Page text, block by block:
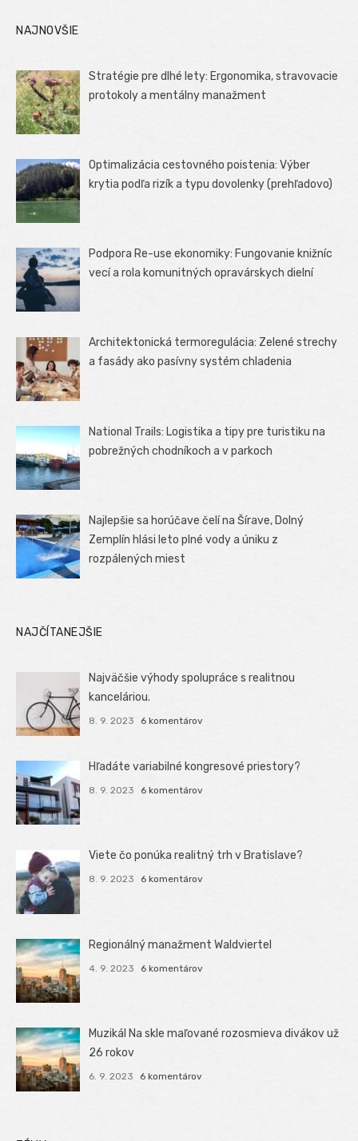
NAJNOVŠIE
Stratégie pre dlhé lety: Ergonomika, stravovacie
protokoly a mentálny manažment
Optimalizácia cestovného poistenia: Výber
krytia podľa rizík a typu dovolenky (prehľadovo)
Podpora Re-use ekonomiky: Fungovanie knižníc
vecí a rola komunitných opravárskych dielní
Architektonická termoregulácia: Zelené strechy
a fasády ako pasívny systém chladenia
National Trails: Logistika a tipy pre turistiku na
pobrežných chodníkoch a v parkoch
Najlepšie sa horúčave čelí na Šírave, Dolný
Zemplín hlási leto plné vody a úniku z
rozpálených miest
NAJČÍTANEJŠIE
Najväčšie výhody spolupráce s realitnou
kanceláriou.
8. 9. 2023 6 komentárov
Hľadáte variabilné kongresové priestory?
8. 9. 2023 6 komentárov
Viete čo ponúka realitný trh v Bratislave?
8. 9. 2023 6 komentárov
Regionálný manažment Waldviertel
4. 9. 2023 6 komentárov
Muzikál Na skle maľované rozosmieva divákov už
26 rokov
6. 9. 2023 6 komentárov